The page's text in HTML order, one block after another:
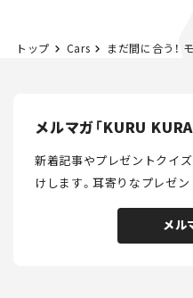
トップ Cars まだ間に合う！ モーターショーで見るべきクルマはコレだ＜後編＞【ジャパン
メルマガ「KURU KURA
新着記事やプレゼントクイ
けします。耳寄りなプレゼン
メル